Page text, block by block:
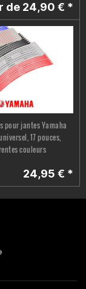
de 24,90 € *
pour jantes Yamaha
17 pouces,
couleurs
24,95 € *